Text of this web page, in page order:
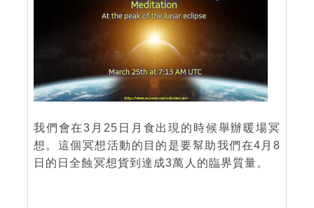
我們會在3月25日月食出現的時候舉辦暖場冥
想。這個冥想活動的目的是要幫助我們在4月8
日的日全蝕冥想貨到達成3萬人的臨界質量。